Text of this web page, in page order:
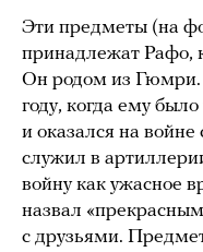
Эти предметы (на
принадлежат Рафо,
Он родом из
году, когда ему
и оказался на
служил в
войну как ужасное
назвал
с друзьями.